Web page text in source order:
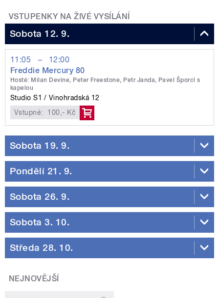
VSTUPENKY NA ŽIVÉ VYSÍLÁNÍ
Sobota 12. 9.
11:05 –
12:00
Freddie Mercury 80
Hosté: Milan Devine, Peter Freestone, Petr Janda, Pavel Šporcl s
kapelou
Studio S1
Vinohradská 12
Vstupné:
100,- Kč
Sobota 19. 9.
Pondělí 21. 9.
Sobota 26. 9.
Sobota 3. 10.
Středa 28. 10.
NEJNOVĚJŠÍ